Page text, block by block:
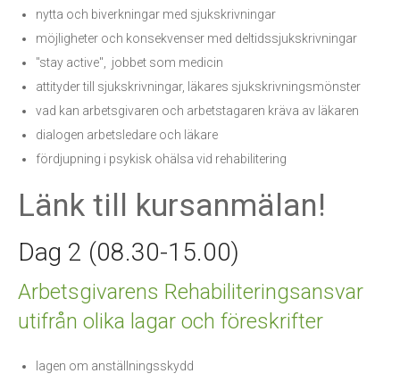
nytta och biverkningar med sjukskrivningar
möjligheter och konsekvenser med deltidssjukskrivningar
"stay active", jobbet som medicin
attityder till sjukskrivningar, läkares sjukskrivningsmönster
vad kan arbetsgivaren och arbetstagaren kräva av läkaren
dialogen arbetsledare och läkare
fördjupning i psykisk ohälsa vid rehabilitering
Länk till kursanmälan!
Dag 2 (08.30-15.00)
Arbetsgivarens Rehabiliteringsansvar
utifrån olika lagar och föreskrifter
lagen om anställningsskydd